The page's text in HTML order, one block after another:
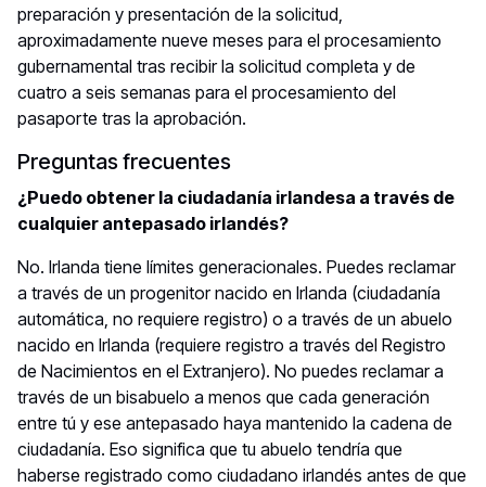
preparación y presentación de la solicitud,
aproximadamente nueve meses para el procesamiento
gubernamental tras recibir la solicitud completa y de
cuatro a seis semanas para el procesamiento del
pasaporte tras la aprobación.
Preguntas frecuentes
¿Puedo obtener la ciudadanía irlandesa a través de
cualquier antepasado irlandés?
No. Irlanda tiene límites generacionales. Puedes reclamar
a través de un progenitor nacido en Irlanda (ciudadanía
automática, no requiere registro) o a través de un abuelo
nacido en Irlanda (requiere registro a través del Registro
de Nacimientos en el Extranjero). No puedes reclamar a
través de un bisabuelo a menos que cada generación
entre tú y ese antepasado haya mantenido la cadena de
ciudadanía. Eso significa que tu abuelo tendría que
haberse registrado como ciudadano irlandés antes de que